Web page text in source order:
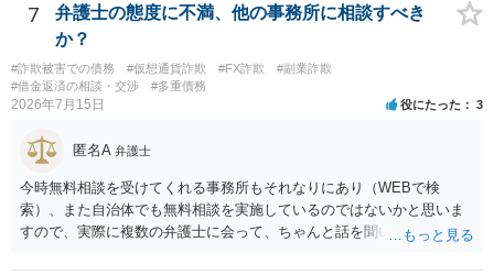
民事事件に関する手続をとり、弁護士等又は裁判所から書面によりそ
の旨の通知があつた場合において、正当な理由がないのに、債務者等
に対し、電話をかけ、電報を送達し、若しくはファクシミリ装置を用
いて送信し、又は訪問する方法により、当該債務を弁済することを要
求し、これに対し債務者等から直接要求しないよう求められたにもか
と。）に違反しています。監督官庁に行政処分を求める、裁判所に仮
処分申請、不退去罪が成立すれば警察に通報などの対応が考えられま
す。ご参考にしてください。
7
弁護士の態度に不満、他の事務所に相談すべき
か？
#詐欺被害での債務 #仮想通貨詐欺 #FX詐欺
#副業詐欺
#借金返済の相談・交渉
#多重債務
2026年7月15日 役にたった 3
匿名A 弁護士
今時無料相談を受けてくれる事務所もそれなりにあり（WEBで検
索）、また自治体でも無料相談を実施しているのではないかと思いま
すので、実際に複数の弁護士に会って、ちゃんと話を聞いてくれる